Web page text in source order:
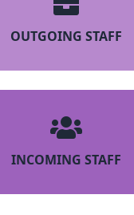
OUTGOING STAFF
INCOMING STAFF